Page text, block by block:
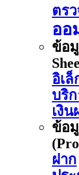
ตร
ออ
ข้อ
อิเ
บริ
เงิ
ข้อ
ฝาก